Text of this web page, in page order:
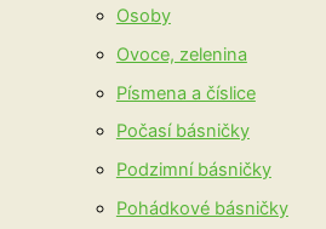
Osoby
Ovoce, zelenina
Písmena a číslice
Počasí básničky
Podzimní básničky
Pohádkové básničky